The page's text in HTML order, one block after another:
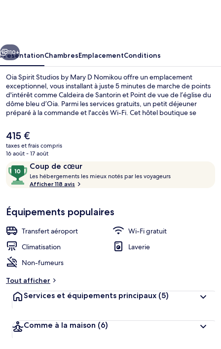
Mary
D
Nomikou
Suivant
110+
PrésentationChambresEmplacementConditions
Oia Spirit Studios by Mary D Nomikou offre un emplacement
exceptionnel, vous installant à juste 5 minutes de marche de points
d'intérêt comme Caldeira de Santorin et Point de vue de l’église du
dôme bleu d’Oia. Parmi les services gratuits, un petit déjeuner
préparé à la commande et l'accès Wi-Fi. Cet hôtel boutique se
Les autres voyageurs ne disent que du bien en ce qui concerne le
personnel attentionné.
Le
prix
actuel
de
415 €.
415 €
taxes et frais compris
16 août - 17 août
Avis
voyageurs
Coup de cœur
10
sur
10,
cœur
Les hébergements les mieux notés par les voyageurs
n
Afficher 118 avis
Équipements populaires
Transfert aéroport
Wi-Fi gratuit
Climatisation
Laverie
Non-fumeurs
Tout afficher
Services et équipements principaux (5)
Comme à la maison (6)